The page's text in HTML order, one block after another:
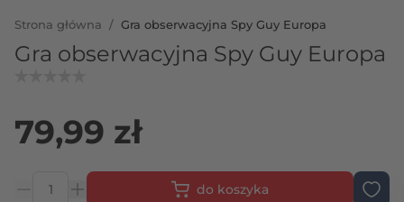
Strona główna / Gra obserwacyjna Spy Guy Europa
Gra obserwacyjna Spy Guy Europa
79,99 zł
do koszyka